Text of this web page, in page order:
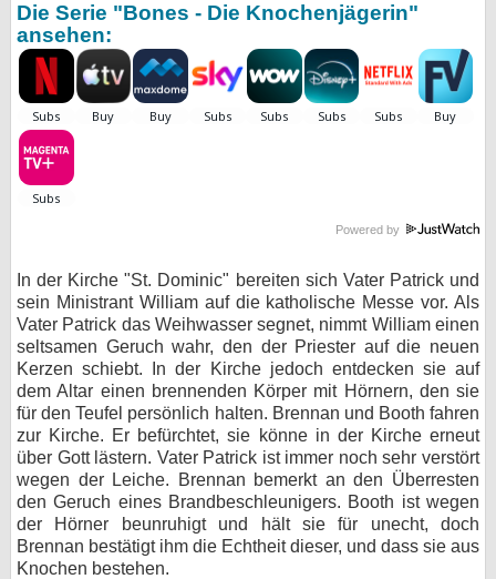
Die Serie "Bones - Die Knochenjägerin"
ansehen:
Powered by
In der Kirche "St. Dominic" bereiten sich Vater Patrick und
sein Ministrant William auf die katholische Messe vor. Als
Vater Patrick das Weihwasser segnet, nimmt William einen
seltsamen Geruch wahr, den der Priester auf die neuen
Kerzen schiebt. In der Kirche jedoch entdecken sie auf
dem Altar einen brennenden Körper mit Hörnern, den sie
für den Teufel persönlich halten. Brennan und Booth fahren
zur Kirche. Er befürchtet, sie könne in der Kirche erneut
über Gott lästern. Vater Patrick ist immer noch sehr verstört
wegen der Leiche. Brennan bemerkt an den Überresten
den Geruch eines Brandbeschleunigers. Booth ist wegen
der Hörner beunruhigt und hält sie für unecht, doch
Brennan bestätigt ihm die Echtheit dieser, und dass sie aus
Knochen bestehen.
Kontakt
Nutzungsbedingungen
Desktop-Ansicht
myFanbase